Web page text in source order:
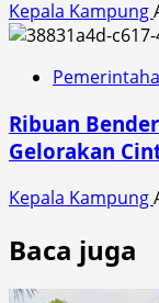
Kepala Kampung
Ribuan
Gelorakan
Kepala Kampung
Baca juga